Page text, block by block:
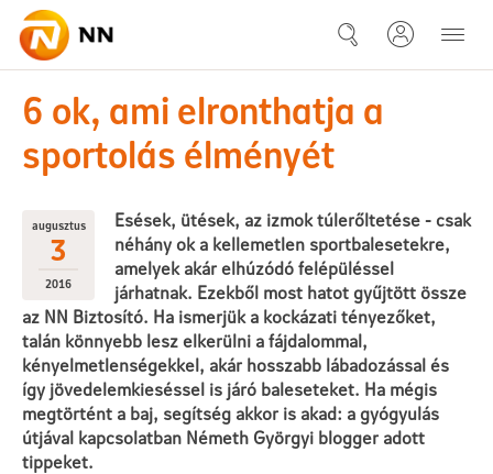
Ugrás a fő tartalomhoz
16-08-03 6 ok, ami
6 ok, ami elronthatja a
sportolás élményét
augusztus
3
2016
Esések, ütések, az izmok túlerőltetése - csak
néhány ok a kellemetlen sportbalesetekre,
amelyek akár elhúzódó felépüléssel
járhatnak. Ezekből most hatot gyűjtött össze
az NN Biztosító. Ha ismerjük a kockázati tényezőket,
talán könnyebb lesz elkerülni a fájdalommal,
kényelmetlenségekkel, akár hosszabb lábadozással és
így jövedelemkieséssel is járó baleseteket. Ha mégis
megtörtént a baj, segítség akkor is akad: a gyógyulás
útjával kapcsolatban Németh Györgyi blogger adott
tippeket.